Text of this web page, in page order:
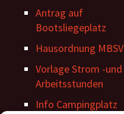
Antrag auf
Bootsliegeplatz
Hausordnung MBSV
Vorlage Strom -und
Arbeitsstunden
Info Campingplatz